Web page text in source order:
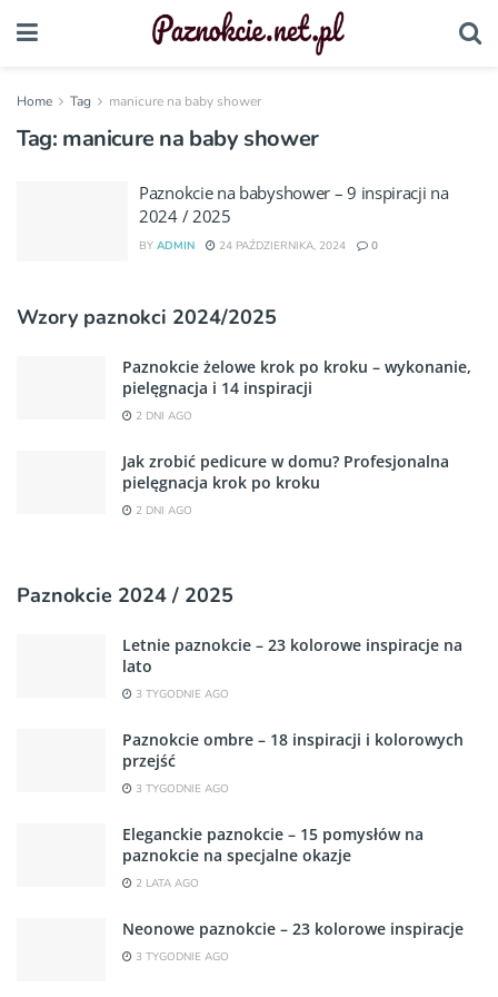
Home Tag manicure na baby shower
Tag: manicure na baby shower
Paznokcie na babyshower – 9 inspiracji na
2024 / 2025
BY ADMIN 24 PAŹDZIERNIKA, 2024 0
Wzory paznokci 2024/2025
Paznokcie żelowe krok po kroku – wykonanie,
pielęgnacja i 14 inspiracji
2 DNI AGO
Jak zrobić pedicure w domu? Profesjonalna
pielęgnacja krok po kroku
2 DNI AGO
Paznokcie 2024 / 2025
Letnie paznokcie – 23 kolorowe inspiracje na
lato
3 TYGODNIE AGO
Paznokcie ombre – 18 inspiracji i kolorowych
przejść
3 TYGODNIE AGO
Eleganckie paznokcie – 15 pomysłów na
paznokcie na specjalne okazje
2 LATA AGO
Neonowe paznokcie – 23 kolorowe inspiracje
3 TYGODNIE AGO